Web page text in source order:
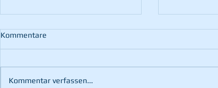
Kommentare
Kommentar verfassen...